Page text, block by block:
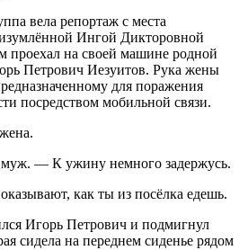
вела репортаж с места
Ингой Дикторовной
проехал на своей машине родной
Петрович Иезуитов. Рука жены
для поражения
посредством мобильной связи.
— К ужину немного задержусь.
как ты из посёлка едешь.
Игорь Петрович и подмигнул
сидела на переднем сиденье рядом